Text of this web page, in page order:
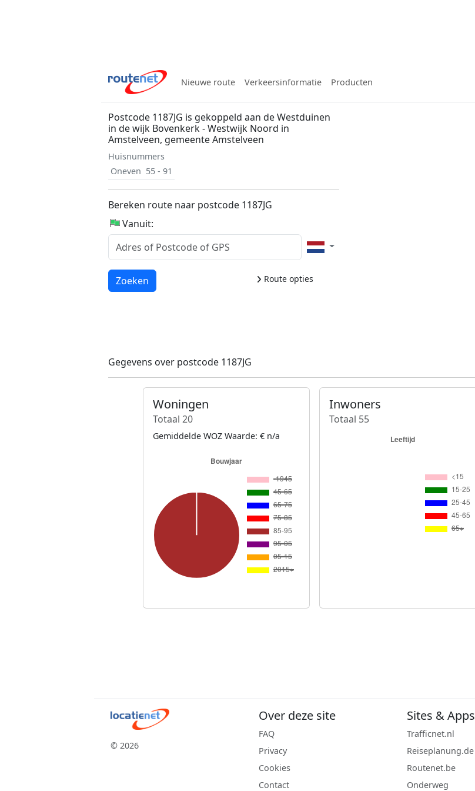
Nieuwe route Verkeersinformatie Producten
Postcode 1187JG is gekoppeld aan de Westduinen
in de wijk Bovenkerk - Westwijk Noord in
Amstelveen, gemeente Amstelveen
Huisnummers
Oneven 55 - 91
Bereken route naar postcode 1187JG
Vanuit:
Route opties
Laden...
Zoeken
Gegevens over postcode 1187JG
Woningen
Totaal 20
Gemiddelde WOZ Waarde: € n/a
Inwoners
Totaal 55
© 2026
Over deze site
FAQ
Privacy
Cookies
Contact
Sites & Apps
Trafficnet.nl
Reiseplanung.de
Routenet.be
Onderweg